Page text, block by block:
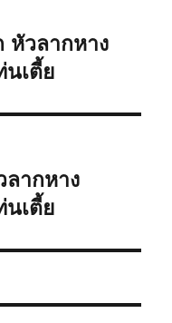
หัวลากหาง
นเตี้ย
ลากหาง
นเตี้ย